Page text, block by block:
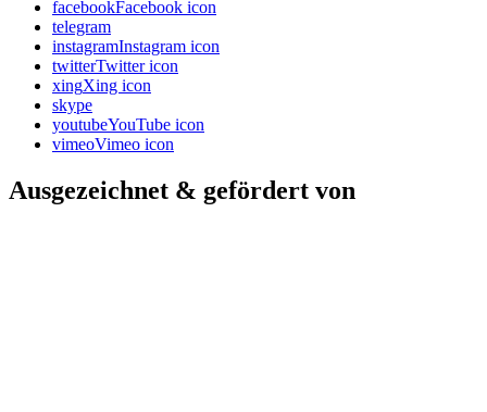
facebookFacebook icon
telegram
instagramInstagram icon
twitterTwitter icon
xingXing icon
skype
youtubeYouTube icon
vimeoVimeo icon
Ausgezeichnet & gefördert von